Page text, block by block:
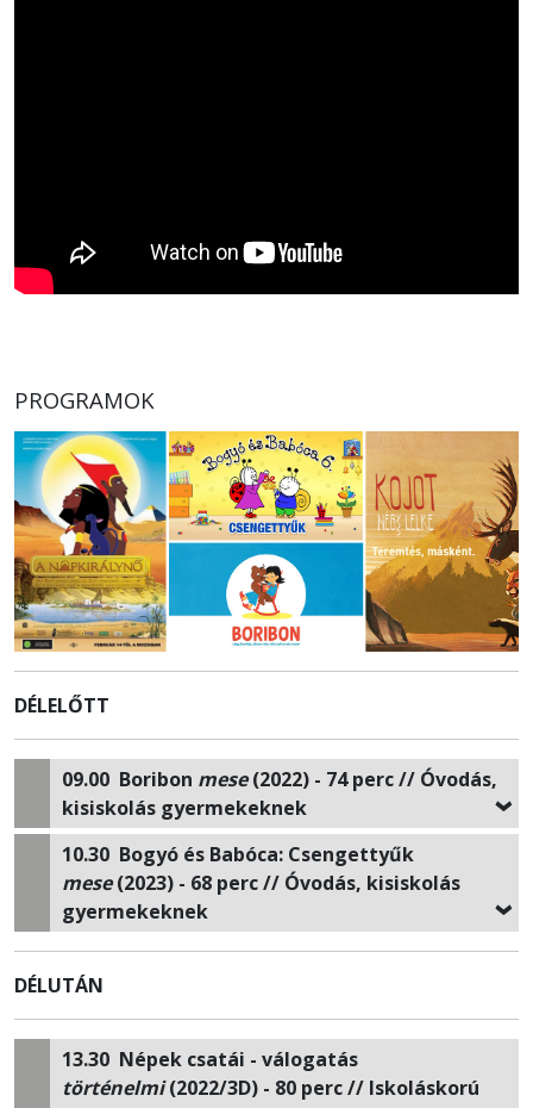
PROGRAMOK
DÉLELŐTT
09.00 Boribon mese(2022) - 74 perc // Óvodás,
kisiskolás gyermekeknek
10.30 Bogyó és Babóca: Csengettyűk
mese(2023) - 68 perc // Óvodás, kisiskolás
gyermekeknek
DÉLUTÁN
13.30 Népek csatái - válogatás
történelmi(2022/3D) - 80 perc // Iskoláskorú